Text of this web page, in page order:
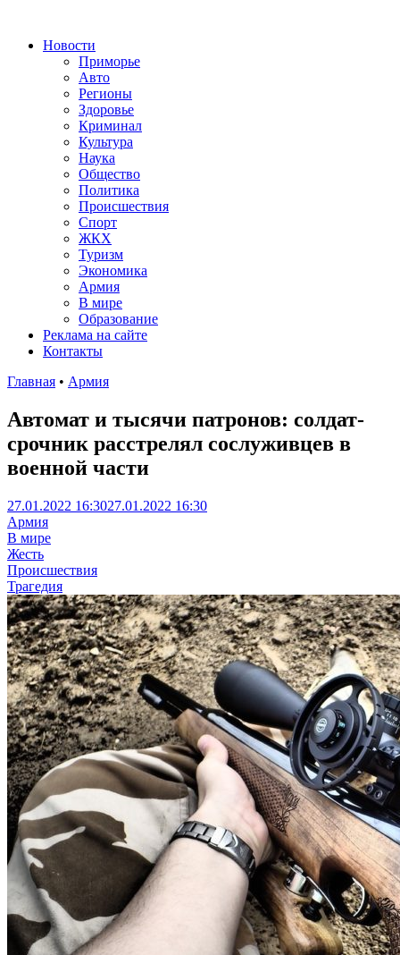
Новости
Приморье
Авто
Регионы
Здоровье
Криминал
Культура
Наука
Общество
Политика
Происшествия
Спорт
ЖКХ
Туризм
Экономика
Армия
В мире
Образование
Реклама на сайте
Контакты
Главная • Армия
Автомат и тысячи патронов: солдат-
срочник расстрелял сослуживцев в
военной части
27.01.2022 16:3027.01.2022 16:30
Армия
В мире
Жесть
Происшествия
Трагедия